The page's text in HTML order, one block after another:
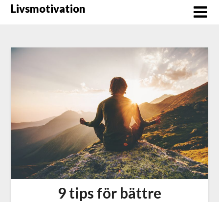
HoppaLivsmotivation
9 tips för bättre